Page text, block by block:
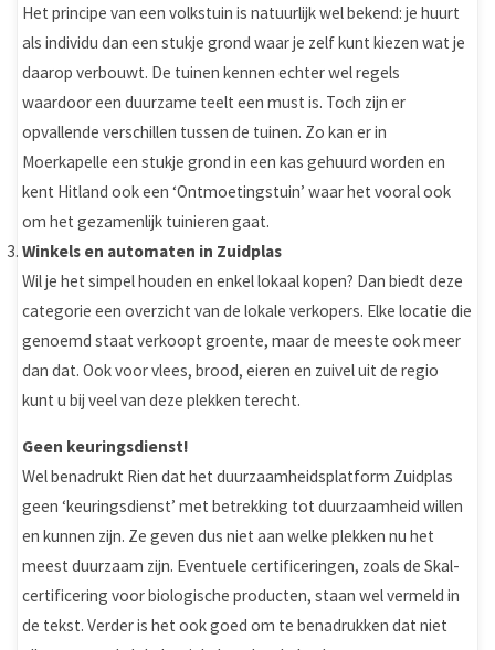
Het principe van een volkstuin is natuurlijk wel bekend: je huurt
als individu dan een stukje grond waar je zelf kunt kiezen wat je
daarop verbouwt. De tuinen kennen echter wel regels
waardoor een duurzame teelt een must is. Toch zijn er
opvallende verschillen tussen de tuinen. Zo kan er in
Moerkapelle een stukje grond in een kas gehuurd worden en
kent Hitland ook een ‘Ontmoetingstuin’ waar het vooral ook
om het gezamenlijk tuinieren gaat.
Winkels en automaten in Zuidplas
Wil je het simpel houden en enkel lokaal kopen? Dan biedt deze
categorie een overzicht van de lokale verkopers. Elke locatie die
genoemd staat verkoopt groente, maar de meeste ook meer
dan dat. Ook voor vlees, brood, eieren en zuivel uit de regio
kunt u bij veel van deze plekken terecht.
Geen keuringsdienst!
Wel benadrukt Rien dat het duurzaamheidsplatform Zuidplas
geen ‘keuringsdienst’ met betrekking tot duurzaamheid willen
en kunnen zijn. Ze geven dus niet aan welke plekken nu het
meest duurzaam zijn. Eventuele certificeringen, zoals de Skal-
certificering voor biologische producten, staan wel vermeld in
de tekst. Verder is het ook goed om te benadrukken dat niet